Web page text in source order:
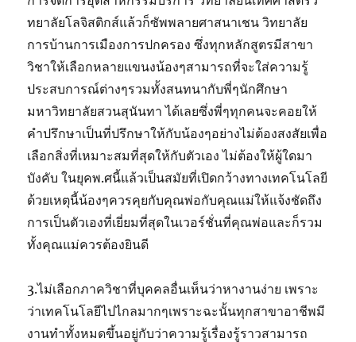
ทยาลัยโลจิสติกส์แล้วก็ซัพพลายศาสนาเชน วิทยาลัย
การบ้านการเมืองการปกครอง ซึ่งทุกหลักสูตรมีสาขา
วิชาให้เลือกหลายแขนงน้องๆสามารถที่จะใส่ความรู้
ประสบการณ์ต่างๆรวมทั้งสนทนากับพี่ๆนักศึกษา
มหาวิทยาลัยสวนสุนันทา ได้เลยซึ่งพี่ๆทุกคนจะคอยให้
คำปรึกษาเป็นที่ปรึกษาให้กับน้องๆอย่างไม่ต้องสงสัยเพื่อ
เลือกสิ่งที่เหมาะสมที่สุดให้กับตัวเอง ไม่ต้องให้ผู้ใดมา
บังคับ ในยุคพ.ศนี้แล้วเป็นสมัยที่เปิดกว้างทางเทคโนโลยี
ด้วยเหตุนี้น้องๆควรคุยกับคุณพ่อกับคุณแม่ให้แจ้งชัดถึง
การเป็นตัวเองที่เยี่ยมที่สุดในเวอร์ชั่นที่คุณพ่อและก็รวม
ทั้งคุณแม่ควรต้องยินดี
3.ไม่เลือกภาควิชาที่บุคคลอื่นเห็นว่าหางานง่าย เพราะ
ว่าเทคโนโลยีไปไกลมากๆเพราะฉะนั้นทุกสาขาอาชีพมี
งานทำทั้งหมดขึ้นอยู่กับว่าความรู้เรื่องรู้ราวสามารถ